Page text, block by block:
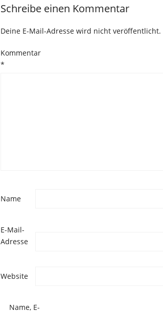
Schreibe einen Kommentar
Deine E-Mail-Adresse wird nicht veröffentlicht.
Kommentar
*
Name
E-Mail-
Adresse
Website
Name, E-